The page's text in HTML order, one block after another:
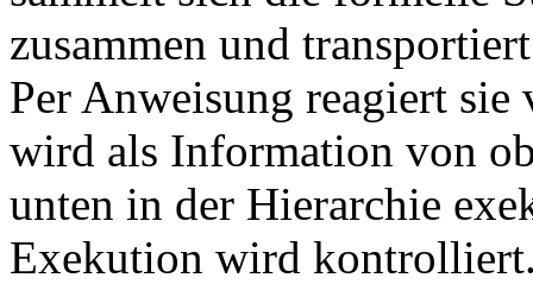
zusammen und
Per Anweisung reagiert
wird als Information von
unten in der Hierarchie
Exekution wird